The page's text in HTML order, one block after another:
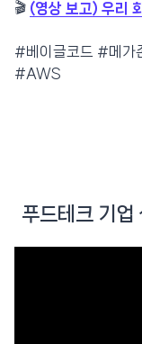
🎬 (영상 보고) 우리
#베이글코드 #메가
#AWS
푸드테크 기업